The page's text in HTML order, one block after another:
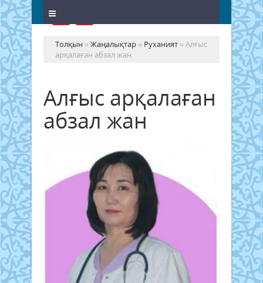
Толқын »Жаңалықтар » Руханият » Алғыс
арқалаған абзал жан
Алғыс арқалаған
абзал жан